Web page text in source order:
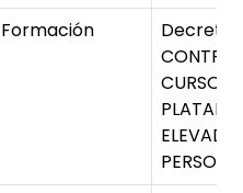
Formación
Decreto
CURSO